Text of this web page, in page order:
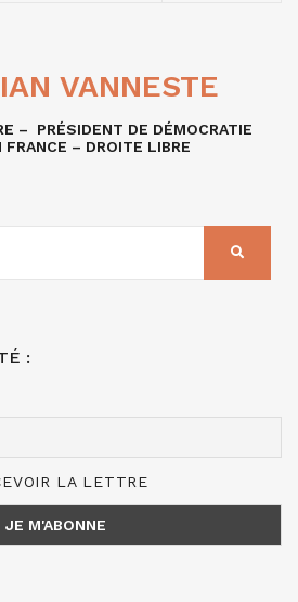
VANNESTE
– PRÉSIDENT DE DÉMOCRATIE
FRANCE – DROITE LIBRE
:
LA LETTRE